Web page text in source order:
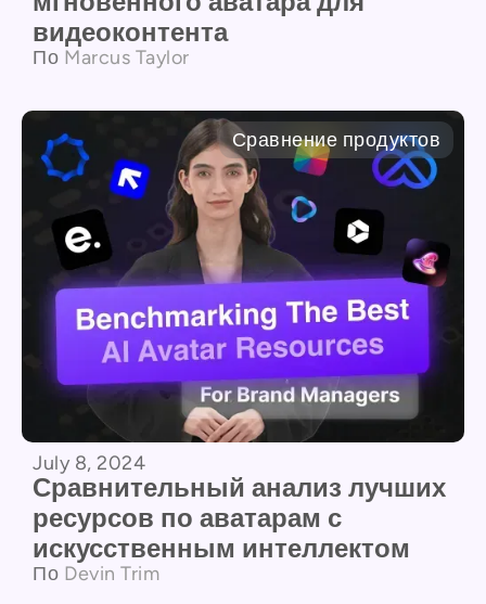
видеоконтента
По Marcus Taylor
Сравнение продуктов
July 8, 2024
Сравнительный анализ лучших
ресурсов по аватарам с
искусственным интеллектом
По Devin Trim